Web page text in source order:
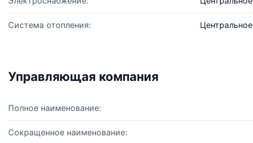
Система отопления: Центральное
Управляющая компания
Полное наименование:
Сокращенное наименование: